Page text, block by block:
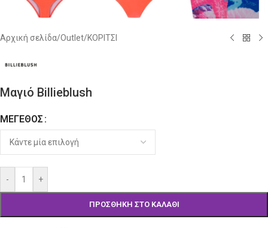
Αρχική σελίδα/Outlet/ΚΟΡΙΤΣΙ
Μαγιό Billieblush
ΜΈΓΕΘΟΣ
- +
ΠΡΟΣΘΉΚΗ ΣΤΟ ΚΑΛΆΘΙ
Alternative: